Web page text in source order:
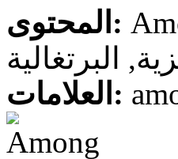
المحتوى:
البرتغالية
العلامات: